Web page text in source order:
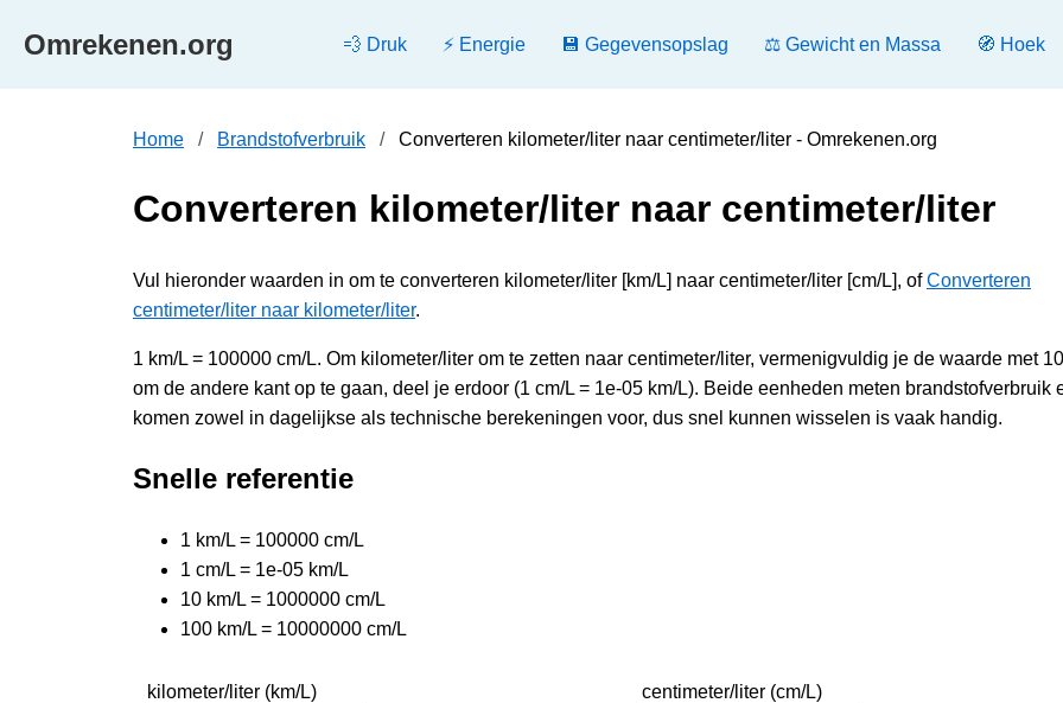
Omrekenen.org 💨 Druk ⚡ Energie 💾 Gegevensopslag ⚖️ Gewicht en Massa 🧭 Hoek
Home Brandstofverbruik Converteren kilometer/liter naar centimeter/liter - Omrekenen.org
Converteren kilometer/liter naar centimeter/liter
Vul hieronder waarden in om te converteren kilometer/liter [km/L] naar centimeter/liter [cm/L], ofConverteren
centimeter/liter naar kilometer/liter.
1 km/L = 100000 cm/L. Om kilometer/liter om te zetten naar centimeter/liter, vermenigvuldig je de waarde met
om de andere kant op te gaan, deel je erdoor (1 cm/L = 1e-05 km/L). Beide eenheden meten brandstofverbruik
komen zowel in dagelijkse als technische berekeningen voor, dus snel kunnen wisselen is vaak handig.
Snelle referentie
1 km/L = 100000 cm/L
1 cm/L = 1e-05 km/L
10 km/L = 1000000 cm/L
100 km/L = 10000000 cm/L
kilometer/liter (km/L) centimeter/liter (cm/L)